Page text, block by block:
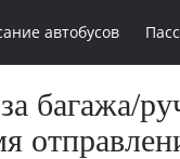
автобусов
багажа/